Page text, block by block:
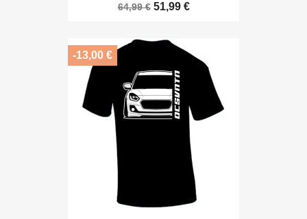
64,99 € 51,99 €
-13,00 €